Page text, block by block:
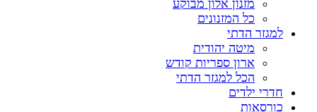
מזנון אלון מבוקע
כל המזנונים
למגזר הדתי
מיטה יהודית
ארון ספריות קודש
הכל למגזר הדתי
חדרי ילדים
כורסאות